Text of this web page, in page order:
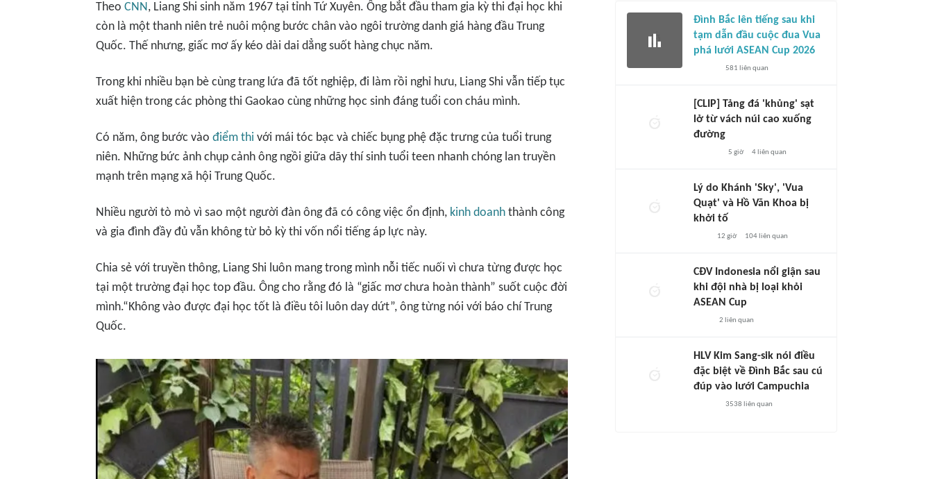
Theo CNN, Liang Shi sinh năm 1967 tại tỉnh Tứ Xuyên. Ông bắt đầu tham gia kỳ thi đại học khi
còn là một thanh niên trẻ nuôi mộng bước chân vào ngôi trường danh giá hàng đầu Trung
Quốc. Thế nhưng, giấc mơ ấy kéo dài dai dẳng suốt hàng chục năm.
Trong khi nhiều bạn bè cùng trang lứa đã tốt nghiệp, đi làm rồi nghỉ hưu, Liang Shi vẫn tiếp tục
xuất hiện trong các phòng thi Gaokao cùng những học sinh đáng tuổi con cháu mình.
Có năm, ông bước vào điểm thi với mái tóc bạc và chiếc bụng phệ đặc trưng của tuổi trung
niên. Những bức ảnh chụp cảnh ông ngồi giữa dãy thí sinh tuổi teen nhanh chóng lan truyền
mạnh trên mạng xã hội Trung Quốc.
Nhiều người tò mò vì sao một người đàn ông đã có công việc ổn định, kinh doanh thành công
và gia đình đầy đủ vẫn không từ bỏ kỳ thi vốn nổi tiếng áp lực này.
Chia sẻ với truyền thông, Liang Shi luôn mang trong mình nỗi tiếc nuối vì chưa từng được học
tại một trường đại học top đầu. Ông cho rằng đó là “giấc mơ chưa hoàn thành” suốt cuộc đời
mình.“Không vào được đại học tốt là điều tôi luôn day dứt”, ông từng nói với báo chí Trung
Quốc.
Đình Bắc lên tiếng sau khi
tạm dẫn đầu cuộc đua Vua
phá lưới ASEAN Cup 2026
581 liên quan
[CLIP] Tảng đá 'khủng' sạt
lở từ vách núi cao xuống
đường
5 giờ 4liên quan
Lý do Khánh 'Sky', 'Vua
Quạt' và Hồ Văn Khoa bị
khởi tố
12 giờ 104liên quan
CĐV Indonesia nổi giận sau
khi đội nhà bị loại khỏi
ASEAN Cup
2 liên quan
HLV Kim Sang-sik nói điều
đặc biệt về Đình Bắc sau cú
đúp vào lưới Campuchia
3538 liên quan